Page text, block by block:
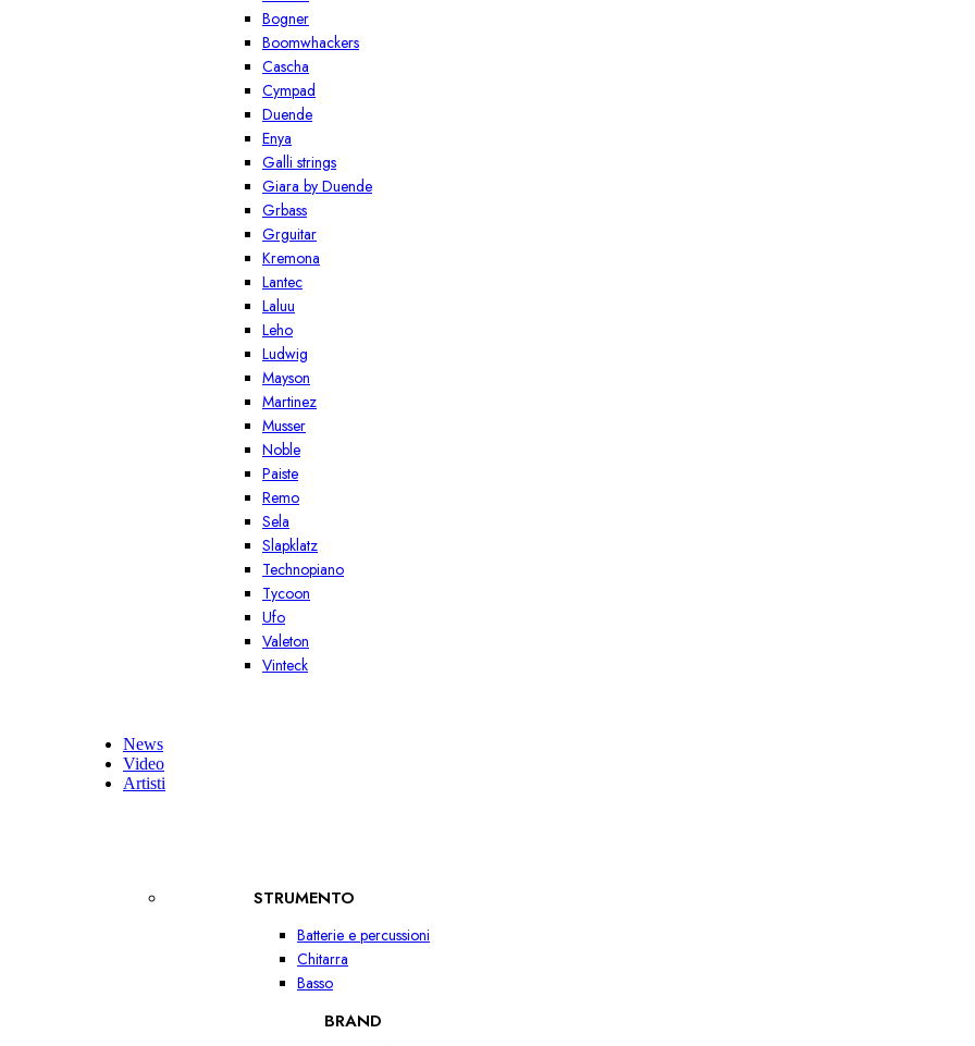
Bogner
Boomwhackers
Cascha
Cympad
Duende
Enya
Galli strings
Giara by Duende
Grbass
Grguitar
Kremona
Lantec
Laluu
Leho
Ludwig
Mayson
Martinez
Musser
Noble
Paiste
Remo
Sela
Slapklatz
Technopiano
Tycoon
Ufo
Valeton
Vinteck
News
Video
Artisti
STRUMENTO
Batterie e percussioni
Chitarra
Basso
BRAND